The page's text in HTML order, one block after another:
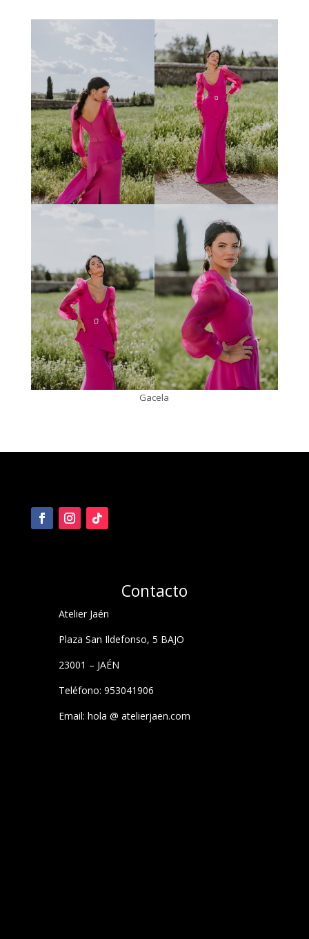
Gacela
Contacto
Atelier Jaén
Plaza San Ildefonso, 5 BAJO
23001 – JAÉN
Teléfono: 953041906
Email: hola @ atelierjaen.com